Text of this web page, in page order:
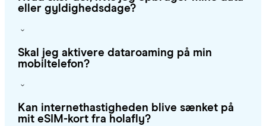
eller gyldighedsdage?
Skal jeg aktivere dataroaming på min
mobiltelefon?
Kan internethastigheden blive sænket på
mit eSIM-kort fra holafly?